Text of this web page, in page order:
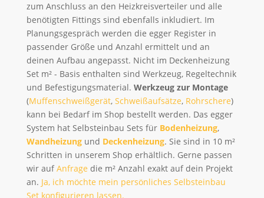
zum Anschluss an den Heizkreisverteiler und alle
benötigten Fittings sind ebenfalls inkludiert. Im
Planungsgespräch werden die egger Register in
passender Größe und Anzahl ermittelt und an
deinen Aufbau angepasst. Nicht im Deckenheizung
Set m² - Basis enthalten sind Werkzeug, Regeltechnik
und Befestigungsmaterial. Werkzeug zur Montage
(Muffenschweißgerät, Schweißaufsätze, Rohrschere)
kann bei Bedarf im Shop bestellt werden. Das egger
System hat Selbsteinbau Sets für Bodenheizung,
Wandheizung und Deckenheizung. Sie sind in 10 m²
Schritten in unserem Shop erhältlich. Gerne passen
wir aufAnfrage die m² Anzahl exakt auf dein Projekt
an. Ja, ich möchte mein persönliches Selbsteinbau
Set konfigurieren lassen.